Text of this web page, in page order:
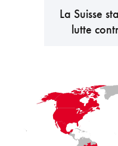
La Suisse
lutte